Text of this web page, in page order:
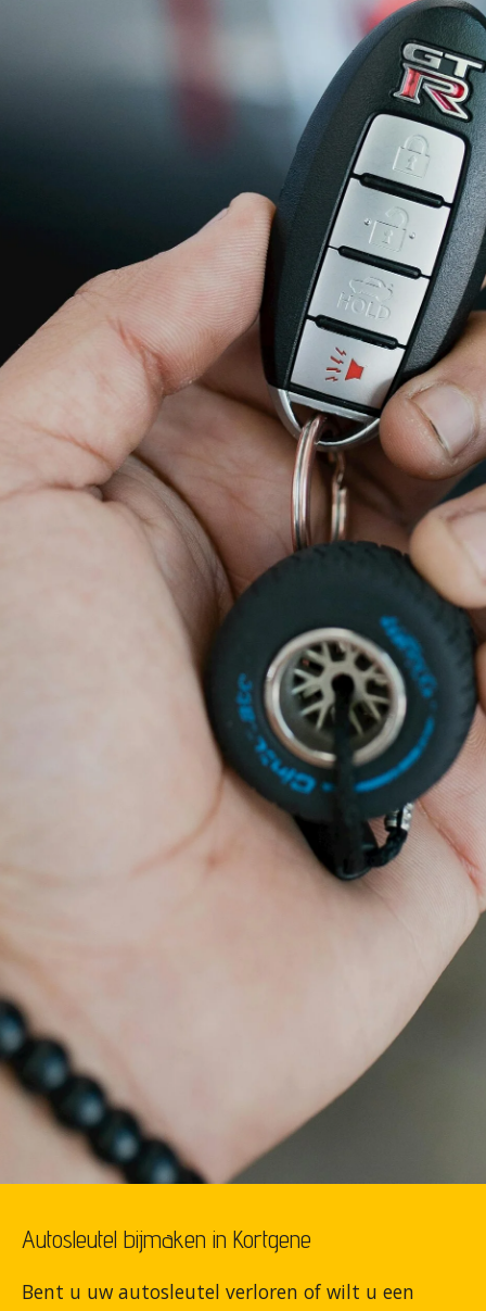
Autosleutel bijmaken in Kortgene
Bent u uw autosleutel verloren of wilt u een